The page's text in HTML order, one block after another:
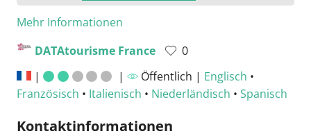
Mehr Informationen
DATAtourisme France
0
|
| Öffentlich | Englisch •
Französisch • Italienisch • Niederländisch • Spanisch
Kontaktinformationen